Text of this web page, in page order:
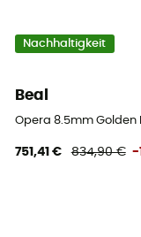
Nachhaltigkeit
Beal
Opera 8.5mm Golden
751,41 € 834,90 € -